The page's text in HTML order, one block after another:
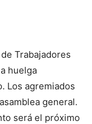
Trabajadores
huelga
Los agremiados
general.
será el próximo